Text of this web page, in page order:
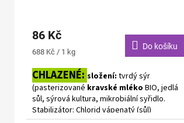
86 Kč
Měrná
688 Kč / 1 kg
Do košíku
CHLAZENÉ: složení: tvrdý sýr
(pasterizované kravské mléko BIO, jedlá
sůl, sýrová kultura, mikrobiální syřidlo.
Stabilizátor: Chlorid vápenatý (sůl)